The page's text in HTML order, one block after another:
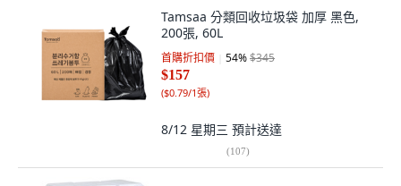
Tamsaa 分類回收垃圾袋 加厚 黑色,
200張, 60L
首購折扣價 54%$345
$157
($0.79/1張)
8/12 星期三 預計送達
(107)